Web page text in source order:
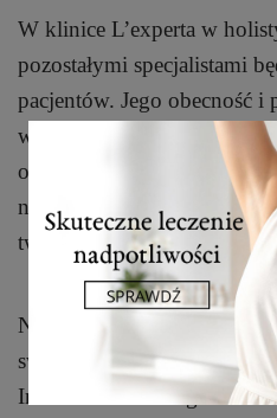
W klinice L’experta w
pozostałymi specjalistami
pacjentów. Jego obecność i
ważna dla naszego zespołu
ortodontów, dla których
nierozerwalnie połączona
twarzoczaszki i wpływa na
Nasz nowy fizjoterapeuta
swojego zawodu. Jest
International College of